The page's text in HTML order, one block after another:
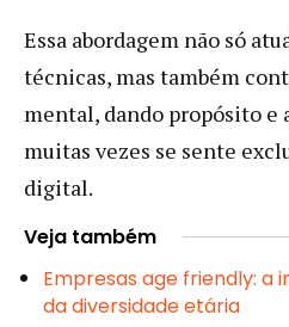
Essa abordagem não só
técnicas, mas também
mental, dando propósito e
muitas vezes se sente
digital.
Veja também
Empresas age friendly: a
da diversidade etária